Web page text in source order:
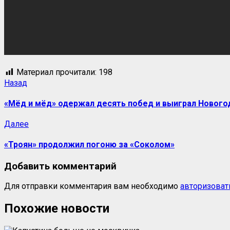
Материал прочитали: 198
Назад
«Мёд и мёд» одержал десять побед и выиграл
Далее
«Троян» продолжил погоню за «Соколом»
Добавить комментарий
Для отправки комментария вам необходимо
Похожие новости